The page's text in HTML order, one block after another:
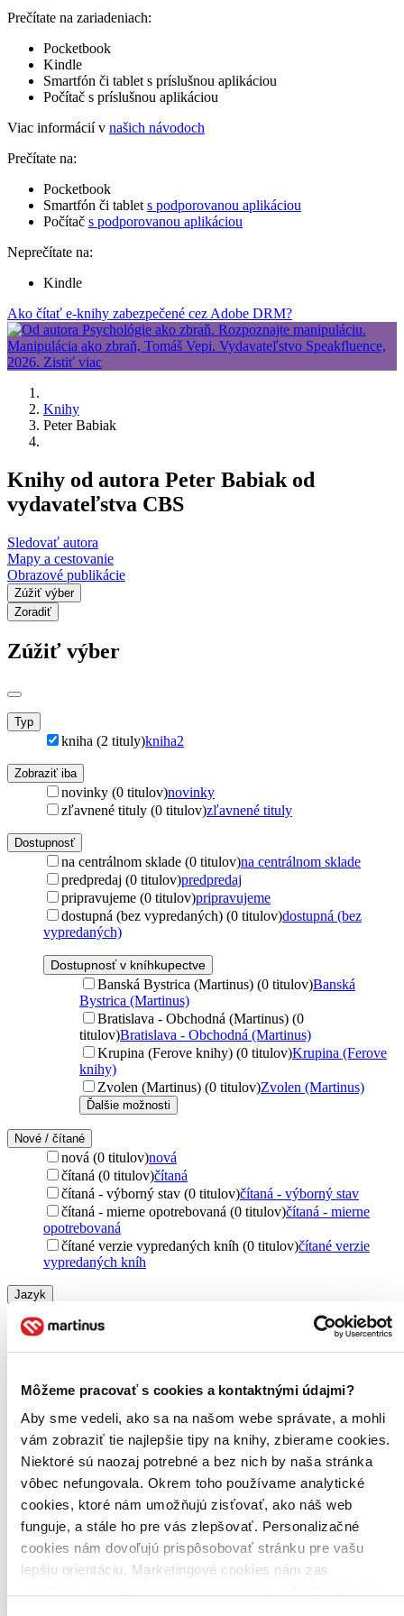
Môžeme pracovať s cookies a kontaktnými údajmi?
Aby sme vedeli, ako sa na našom webe správate, a mohli
vám zobraziť tie najlepšie tipy na knihy, zbierame cookies.
Niektoré sú naozaj potrebné a bez nich by naša stránka
vôbec nefungovala. Okrem toho používame analytické
cookies, ktoré nám umožňujú zisťovať, ako náš web
funguje, a stále ho pre vás zlepšovať. Personalizačné
cookies nám dovoľujú prispôsobovať stránku pre vašu
lepšiu orientáciu. Marketingové cookies nám zas
Prečítate na zariadeniach:
Pocketbook
Kindle
Smartfón či tablet s príslušnou aplikáciou
Počítač s príslušnou aplikáciou
Viac informácií v našich návodoch
Prečítate na:
Pocketbook
Smartfón či tablet s podporovanou aplikáciou
Počítač s podporovanou aplikáciou
Neprečítate na:
Kindle
Ako čítať e-knihy zabezpečené cez Adobe DRM?
Knihy
Peter Babiak
Knihy od autora Peter Babiak od
vydavateľstva CBS
Sledovať autora
Mapy a cestovanie
Obrazové publikácie
Zúžiť výber
Zoradiť
Zúžiť výber
Typ
kniha (2 tituly)kniha2
Zobraziť iba
novinky (0 titulov)novinky
zľavnené tituly (0 titulov)zľavnené tituly
Dostupnosť
na centrálnom sklade (0 titulov)na centrálnom sklade
predpredaj (0 titulov)predpredaj
pripravujeme (0 titulov)pripravujeme
dostupná (bez vypredaných) (0 titulov)dostupná (bez
vypredaných)
Dostupnosť v kníhkupectve
Banská Bystrica (Martinus) (0 titulov)Banská
Bystrica (Martinus)
Bratislava - Obchodná (Martinus) (0
titulov)Bratislava - Obchodná (Martinus)
Krupina (Ferove knihy) (0 titulov)Krupina (Ferove
knihy)
Zvolen (Martinus) (0 titulov)Zvolen (Martinus)
Ďalšie možnosti
Nové / čítané
nová (0 titulov)nová
čítaná (0 titulov)čítaná
čítaná - výborný stav (0 titulov)čítaná - výborný stav
čítaná - mierne opotrebovaná (0 titulov)čítaná - mierne
opotrebovaná
čítané verzie vypredaných kníh (0 titulov)čítané verzie
vypredaných kníh
Jazyk
slovenčina (2 tituly)
cudzí jazyk (2 tituly)cudzí jazyk2
Téma
fotografia (2 tituly)
Slovensko (2 tituly) Slovensko2
CBS (2 tituly) CBS2
Väzba
pevná väzba (2 tituly)pevná väzba
Zúžiť výber
Zoradiť